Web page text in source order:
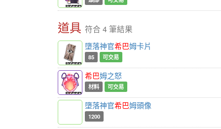
道具 符合 4 筆結果
墮落神官希巴姆卡片
85 可交易
希巴姆之怒
材料 可交易
墮落神官希巴姆頭像
1200